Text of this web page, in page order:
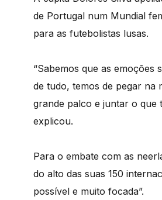
de Portugal num Mundial
para as futebolistas lusas.
“Sabemos que as
de tudo, temos de pegar na
grande palco e juntar o que
explicou.
Para o embate com as
do alto das suas 150
possível e muito focada”.